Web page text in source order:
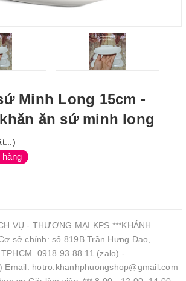
Minh Long 15cm -
ăn sứ minh long
VỤ - THƯƠNG MẠI KPS ***KHÁNH
sở chính: số 819B Trần Hưng Đạo,
0918.93.88.11 (zalo) -
Email: hotro.khanhphuongshop@gmail.com